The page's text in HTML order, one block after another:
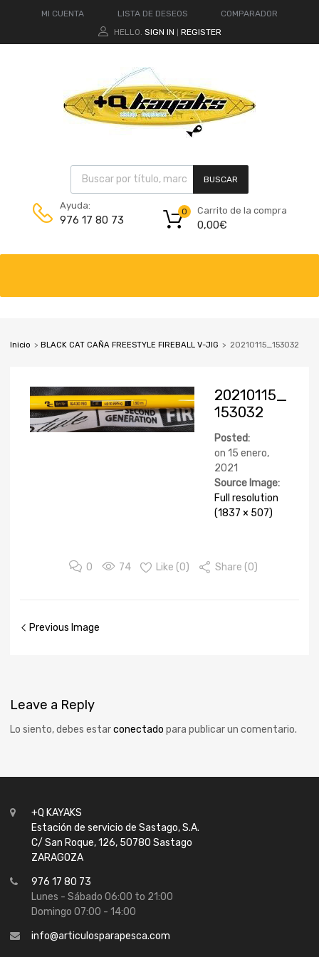
MI CUENTA LISTA DE DESEOS
COMPARADOR
HELLO. SIGN IN REGISTER
BUSCAR
Ayuda:
976 17 80 73
Carrito de la compra
0,00€
0
Inicio > BLACK CAT CAÑA FREESTYLE FIREBALL V-JIG > 20210115_153032
20210115_
153032
Posted:
on 15 enero,
2021
Source Image:
Full resolution
(1837 × 507)
0 74 Like (0) Share (0)
Previous Image
Leave a Reply
Lo siento, debes estarconectado para publicar un comentario.
+Q KAYAKS
Estación de servicio de Sastago, S.A.
C/ San Roque, 126, 50780 Sastago
ZARAGOZA
976 17 80 73
Lunes - Sábado 06:00 to 21:00
Domingo 07:00 - 14:00
info@articulosparapesca.com